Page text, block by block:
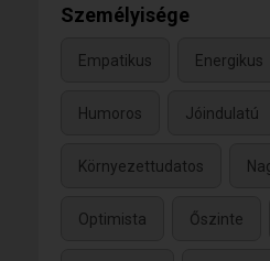
Személyisége
Empatikus Energikus
Humoros Jóindulatú
Környezettudatos
Optimista Őszinte